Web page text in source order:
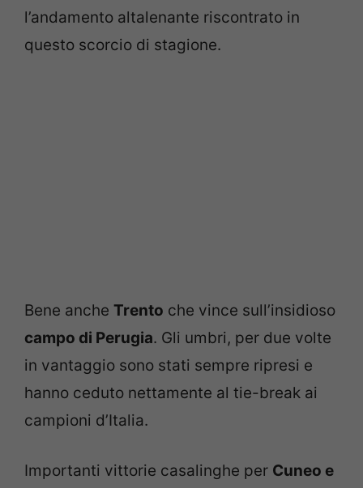
l’andamento altalenante riscontrato in
questo scorcio di stagione.
Bene anche Trento che vince sull’insidioso
campo di Perugia. Gli umbri, per due volte
in vantaggio sono stati sempre ripresi e
hanno ceduto nettamente al tie-break ai
campioni d’Italia.
Importanti vittorie casalinghe per Cuneo e